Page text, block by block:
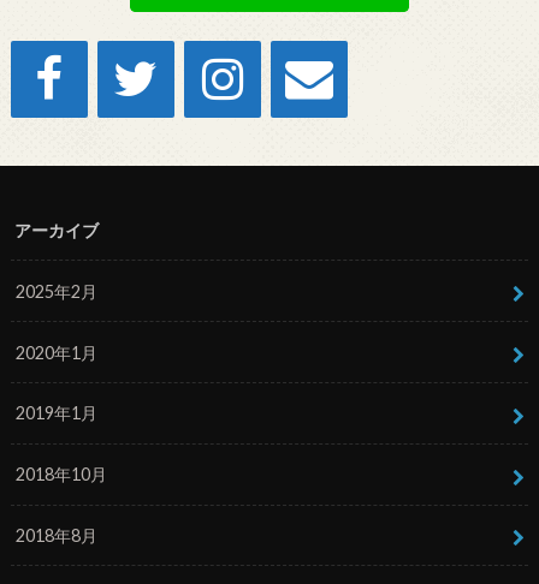
アーカイブ
2025年2月
2020年1月
2019年1月
2018年10月
2018年8月